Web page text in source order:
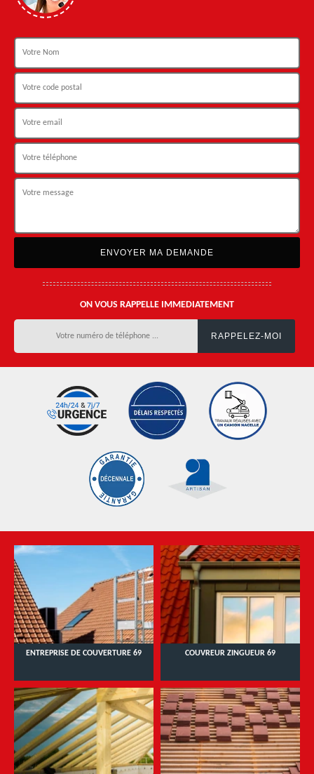
ON VOUS RAPPELLE IMMEDIATEMENT
ENTREPRISE DE COUVERTURE 69 COUVREUR ZINGUEUR 69